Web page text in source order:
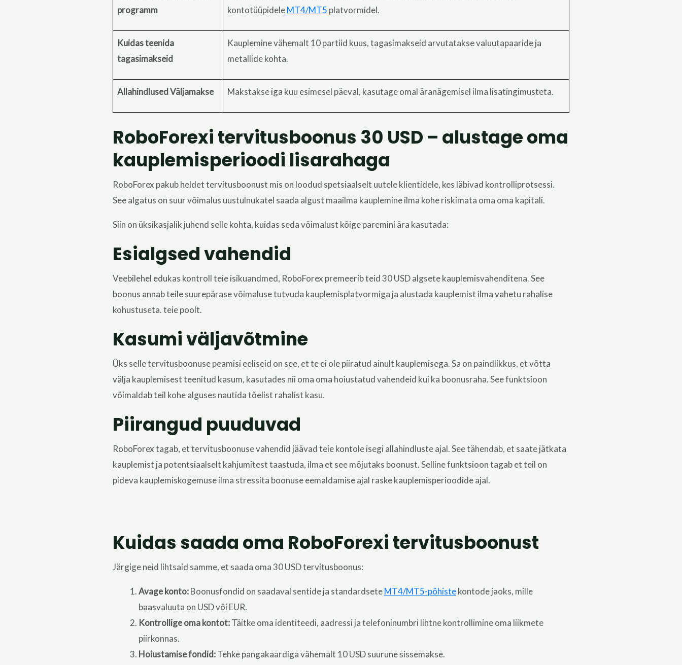
programm
kontotüüpideleMT4/MT5 platvormidel.
Kuidas teenida
tagasimakseid
Kauplemine vähemalt 10 partiid kuus, tagasimakseid arvutatakse valuutapaaride ja
metallide kohta.
Allahindlused Väljamakse Makstakse iga kuu esimesel päeval, kasutage omal äranägemisel ilma lisatingimusteta.
RoboForexi tervitusboonus 30 USD – alustage oma
kauplemisperioodi lisarahaga
RoboForex pakub heldet tervitusboonust mis on loodud spetsiaalselt uutele klientidele, kes läbivad kontrolliprotsessi.
See algatus on suurvõimalus uustulnukatel saada algust maailma kauplemine ilma kohe riskimata oma oma kapitali.
Siin on üksikasjalik juhend selle kohta, kuidas seda võimalust kõige paremini ära kasutada:
Esialgsed vahendid
Veebilehel edukas kontrollteie isikuandmed, RoboForex premeerib teid 30 USD algsete kauplemisvahenditena. See
boonus annab teile suurepärase võimaluse tutvuda kauplemisplatvormiga ja alustada kauplemist ilma vahetu rahalise
kohustuseta.teie poolt.
Kasumi väljavõtmine
Üks selle tervitusboonuse peamisi eeliseid on see, et te ei ole piiratud ainult kauplemisega.Sa on paindlikkus, etvõtta
välja kauplemisest teenitud kasum, kasutades nii oma oma hoiustatud vahendeid kui ka boonusraha.See funktsioon
võimaldab teil kohe alguses nautida tõelist rahalist kasu.
Piirangud puuduvad
RoboForex tagab, et tervitusboonuse vahendid jäävad teie kontole isegi allahindluste ajal.Seetähendab, et saate jätkata
kauplemist ja potentsiaalselt kahjumitest taastuda, ilma et see mõjutaks boonust.Selline funktsioon tagabet teil on
pideva kauplemiskogemuse ilma stressita boonuse eemaldamise ajal raskekauplemisperioodide ajal.
Kuidas saada oma RoboForexi tervitusboonust
Järgige neid lihtsaid samme, et saada oma 30 USD tervitusboonus:
Avage konto:Boonusfondid on saadaval sentide ja standardseteMT4/MT5-põhistekontode jaoks, mille
baasvaluuta on USD või EUR.
Kontrollige oma kontot:Täitke oma identiteedi, aadressi ja telefoninumbri lihtne kontrollimine oma liikmete
piirkonnas.
Hoiustamise fondid:Tehke pangakaardiga vähemalt 10 USD suurune sissemakse.